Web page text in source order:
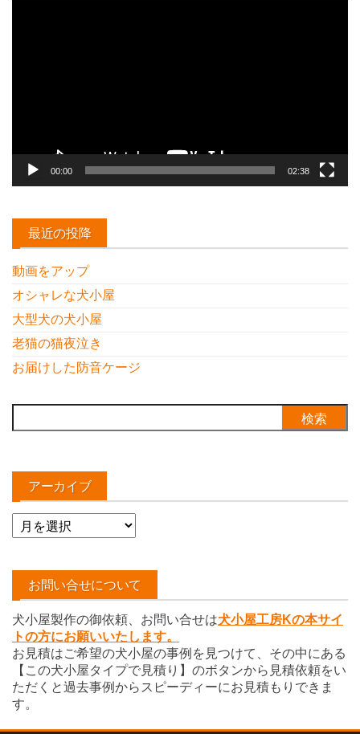
00:00 02:38
最近の投降
動画をアップ
オシャレな犬小屋
大型犬の犬小屋
老猫の猫夜泣き
お届けした防音ケージ
索:
アーカイブ
ア
ー
イ
お問い合せについて
犬小屋製作の御依頼、お問い合せは犬小屋工房Kの本サイ
トの方にお願いいたします。
お見積はご希望の犬小屋の事例を見つけて、その中にある
【この犬小屋タイプで見積り】のボタンから見積依頼をい
ただくと過去事例からスピーディーにお見積もりできま
す。